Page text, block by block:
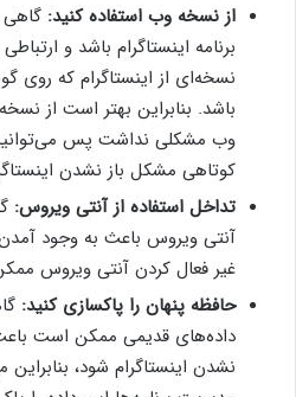
از نسخه وب استفاده کنید:
برنامه اینستاگرام باشد و
نسخه‌ای از اینستاگرام که روی
باشد. بنابراین بهتر است از
وب مشکلی نداشت پس
کوتاهی مشکل باز نشدن
تداخل استفاده از آنتی ویروس:
آنتی ویروس باعث به وجود
غیر فعال کردن آنتی ویروس
حافظه پنهان را پاکسازی کنید:
داده‌های قدیمی ممکن است
نشدن اینستاگرام شود،